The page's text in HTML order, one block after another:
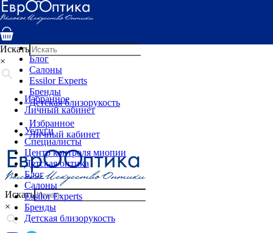
Услуги
Специалисты
Детская оптика
Блог
Салоны
Essilor Experts
Бренды
Детская близорукость
Избранное
Личный кабинет
Искать
×
Искать
×
Избранное
Личный кабинет
Услуги
Специалисты
Центр контроля миопии
Детская оптика
Блог
Салоны
Essilor Experts
Бренды
Детская близорукость